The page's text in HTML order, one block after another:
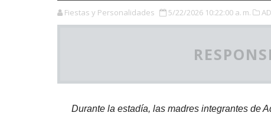
Fiestas y Personalidades 5/22/2026 10:22:00 a. m.
Durante la estadía, las madres integrantes de